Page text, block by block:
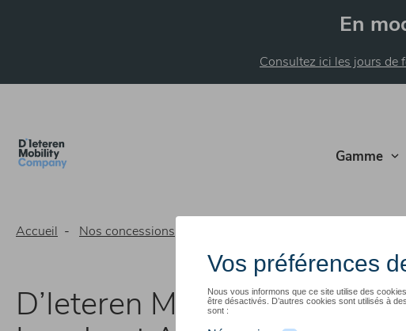
En
Consultez ici les jours de
Gamme
Accueil Nos concessions
D’Ieteren Mobility Center